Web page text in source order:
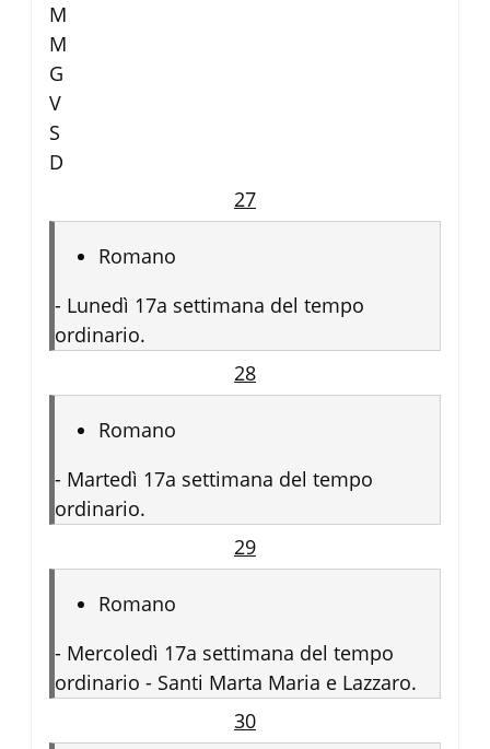
M
M
G
V
S
D
27
Romano
- Lunedì 17a settimana del tempo
ordinario.
28
Romano
- Martedì 17a settimana del tempo
ordinario.
29
Romano
- Mercoledì 17a settimana del tempo
ordinario - Santi Marta Maria e Lazzaro.
30